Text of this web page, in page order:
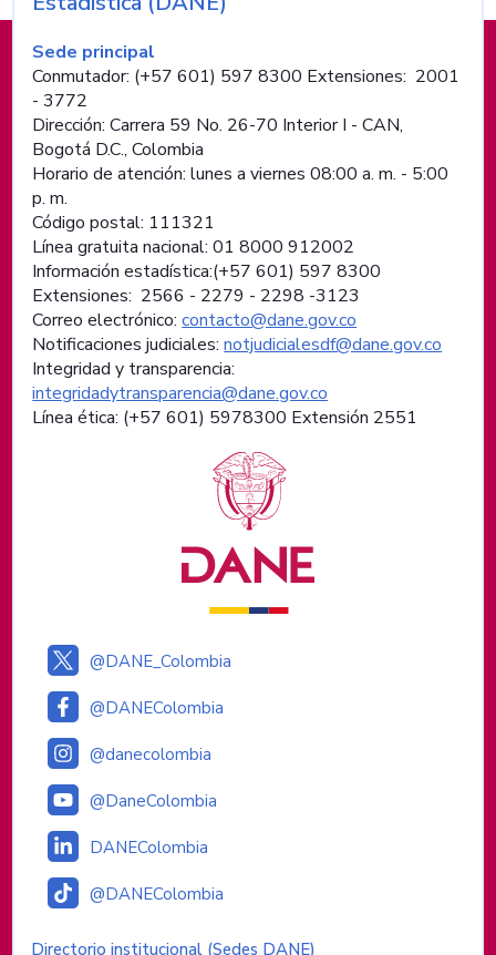
Información de pie de página
Sede principal
Conmutador: (+57 601) 597 8300 Extensiones: 2001
- 3772
Dirección: Carrera 59 No. 26-70 Interior I - CAN,
Bogotá D.C., Colombia
Horario de atención: lunes a viernes 08:00 a. m. - 5:00
p. m.
Código postal: 111321
Línea gratuita nacional: 01 8000 912002
Información estadística:(+57 601) 597 8300
Extensiones: 2566 - 2279 - 2298 -3123
Correo electrónico:contacto@dane.gov.co
Notificaciones judiciales:notjudicialesdf@dane.gov.co
Integridad y transparencia:
integridadytransparencia@dane.gov.co
Línea ética: (+57 601) 5978300 Extensión 2551
Logos institucionales
@DANE_Colombia
@DANEColombia
@danecolombia
@DaneColombia
DANEColombia
@DANEColombia
Directorio institucional (Sedes DANE)